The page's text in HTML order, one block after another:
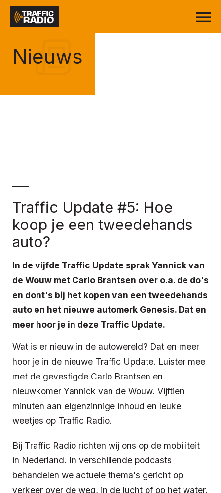
Nieuws
Traffic Update #5: Hoe
koop je een tweedehands
auto?
In de vijfde Traffic Update sprak Yannick van
de Wouw met Carlo Brantsen over o.a. de do's
en dont's bij het kopen van een tweedehands
auto en het nieuwe automerk Genesis. Dat en
meer hoor je in deze Traffic Update.
Wat is er nieuw in de autowereld? Dat en meer
hoor je in de nieuwe Traffic Update. Luister mee
met de gevestigde Carlo Brantsen en
nieuwkomer Yannick van de Wouw. Vijftien
minuten aan eigenzinnige inhoud en leuke
weetjes op Traffic Radio.
Bij Traffic Radio richten wij ons op de mobiliteit
in Nederland. In verschillende podcasts
behandelen we actuele thema's gericht op
verkeer over de weg, in de lucht of op het water.